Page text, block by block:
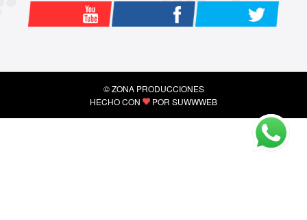
© ZONA PRODUCCIONES
HECHO CON
POR SUWWWEB